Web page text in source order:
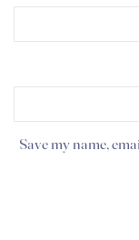
Save my name,